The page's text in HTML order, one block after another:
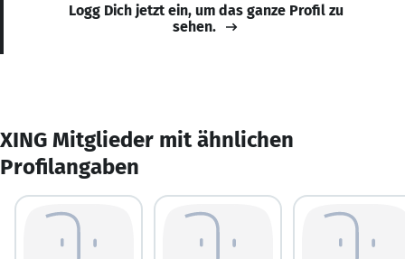
Logg Dich jetzt ein, um das ganze Profil zu
sehen.
XING Mitglieder mit ähnlichen
Profilangaben